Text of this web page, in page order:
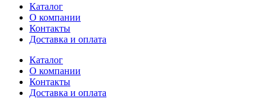
Каталог
О компании
Контакты
Доставка и оплата
Каталог
О компании
Контакты
Доставка и оплата